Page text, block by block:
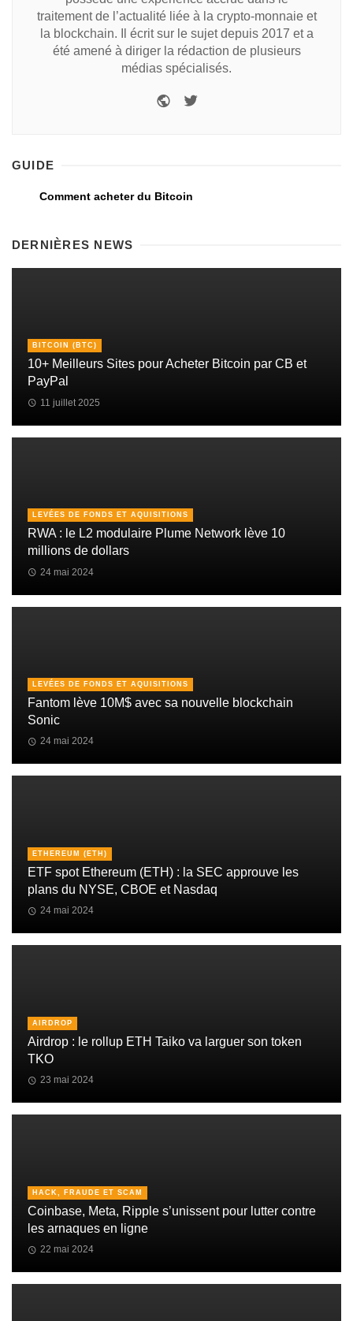
traitement de l’actualité liée à la crypto-monnaie et
la blockchain. Il écrit sur le sujet depuis 2017 et a
été amené à diriger la rédaction de plusieurs
médias spécialisés.
GUIDE
Comment acheter du Bitcoin
DERNIÈRES NEWS
BITCOIN (BTC)
10+ Meilleurs Sites pour Acheter Bitcoin par CB et
PayPal
11 juillet 2025
LEVÉES DE FONDS ET AQUISITIONS
RWA : le L2 modulaire Plume Network lève 10
millions de dollars
24 mai 2024
LEVÉES DE FONDS ET AQUISITIONS
Fantom lève 10M$ avec sa nouvelle blockchain
Sonic
24 mai 2024
ETHEREUM (ETH)
ETF spot Ethereum (ETH) : la SEC approuve les
plans du NYSE, CBOE et Nasdaq
24 mai 2024
AIRDROP
Airdrop : le rollup ETH Taiko va larguer son token
TKO
23 mai 2024
HACK, FRAUDE ET SCAM
Coinbase, Meta, Ripple s’unissent pour lutter contre
les arnaques en ligne
22 mai 2024